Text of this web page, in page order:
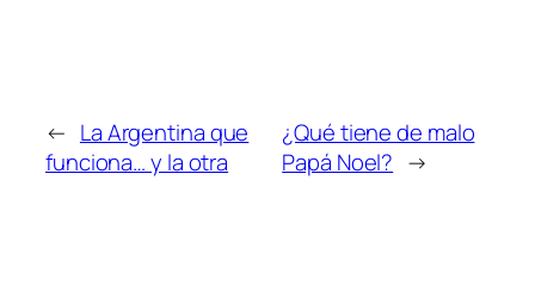
← La Argentina que
funciona… y la otra
¿Qué tiene de malo
Papá Noel? →